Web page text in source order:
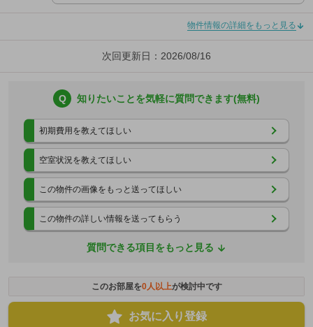
物件情報の詳細をもっと見る
次回更新日：2026/08/16
Q 知りたいことを気軽に質問できます(無料)
初期費用を教えてほしい
空室状況を教えてほしい
この物件の画像をもっと送ってほしい
この物件の詳しい情報を送ってもらう
質問できる項目をもっと見る
このお部屋を0人以上が検討中です
お気に入り登録